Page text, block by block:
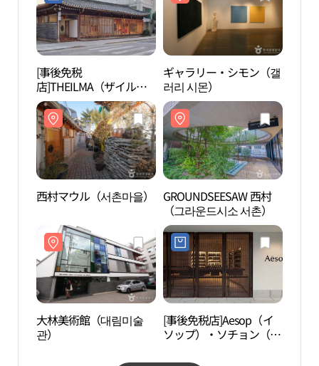
[事後免税
店]THEILMA（ザイル
マ）・ソウルフラッグシ
ップストア(더일마 서울
플래그십 스토어)
ギャラリー・シモン（갤
러리 시몬）
西村マウル（서촌마을）
GROUNDSEESAW 西村
（그라운드시소 서촌）
大林美術館（대림미술
관）
[事後免税店]Aesop（イ
ソップ）・ソチョン（西